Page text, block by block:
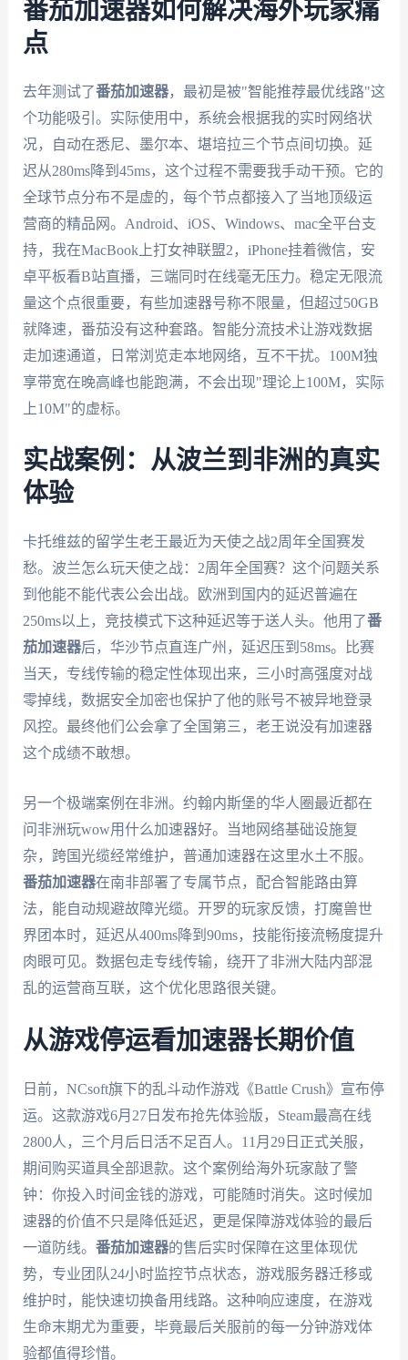
番茄加速器如何解决海外玩家痛
点
去年测试了番茄加速器，最初是被"智能推荐最优线路"这
个功能吸引。实际使用中，系统会根据我的实时网络状
况，自动在悉尼、墨尔本、堪培拉三个节点间切换。延
迟从280ms降到45ms，这个过程不需要我手动干预。它的
全球节点分布不是虚的，每个节点都接入了当地顶级运
营商的精品网。Android、iOS、Windows、mac全平台支
持，我在MacBook上打女神联盟2，iPhone挂着微信，安
卓平板看B站直播，三端同时在线毫无压力。稳定无限流
量这个点很重要，有些加速器号称不限量，但超过50GB
就降速，番茄没有这种套路。智能分流技术让游戏数据
走加速通道，日常浏览走本地网络，互不干扰。100M独
享带宽在晚高峰也能跑满，不会出现"理论上100M，实际
上10M"的虚标。
实战案例：从波兰到非洲的真实
体验
卡托维兹的留学生老王最近为天使之战2周年全国赛发
愁。波兰怎么玩天使之战：2周年全国赛？这个问题关系
到他能不能代表公会出战。欧洲到国内的延迟普遍在
250ms以上，竞技模式下这种延迟等于送人头。他用了番
茄加速器后，华沙节点直连广州，延迟压到58ms。比赛
当天，专线传输的稳定性体现出来，三小时高强度对战
零掉线，数据安全加密也保护了他的账号不被异地登录
风控。最终他们公会拿了全国第三，老王说没有加速器
这个成绩不敢想。
另一个极端案例在非洲。约翰内斯堡的华人圈最近都在
问非洲玩wow用什么加速器好。当地网络基础设施复
杂，跨国光缆经常维护，普通加速器在这里水土不服。
番茄加速器在南非部署了专属节点，配合智能路由算
法，能自动规避故障光缆。开罗的玩家反馈，打魔兽世
界团本时，延迟从400ms降到90ms，技能衔接流畅度提升
肉眼可见。数据包走专线传输，绕开了非洲大陆内部混
乱的运营商互联，这个优化思路很关键。
从游戏停运看加速器长期价值
日前，NCsoft旗下的乱斗动作游戏《Battle Crush》宣布停
运。这款游戏6月27日发布抢先体验版，Steam最高在线
2800人，三个月后日活不足百人。11月29日正式关服，
期间购买道具全部退款。这个案例给海外玩家敲了警
钟：你投入时间金钱的游戏，可能随时消失。这时候加
速器的价值不只是降低延迟，更是保障游戏体验的最后
一道防线。 番茄加速器的售后实时保障在这里体现优
势，专业团队24小时监控节点状态，游戏服务器迁移或
维护时，能快速切换备用线路。这种响应速度，在游戏
生命末期尤为重要，毕竟最后关服前的每一分钟游戏体
验都值得珍惜。